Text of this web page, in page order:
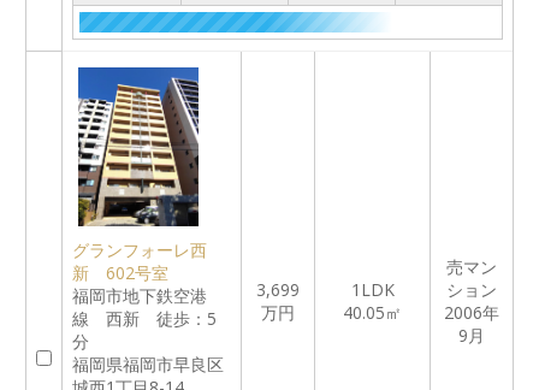
グランフォーレ西
新 602号室
福岡市地下鉄空港
線 西新 徒歩：5
分
福岡県福岡市早良区
3,699
万円
1LDK
40.05㎡
売マン
ション
2006年
9月